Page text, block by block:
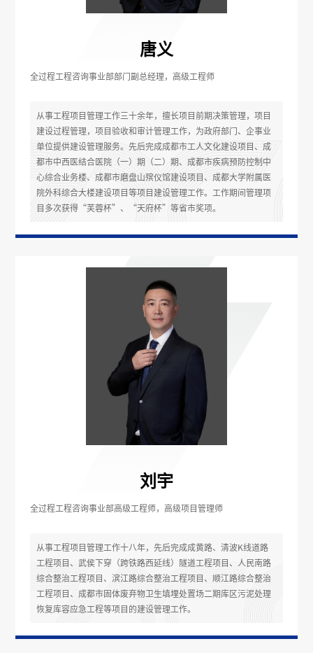
唐义
全过程工程咨询事业部部门副总经理，高级工程师
从事工程项目管理工作三十余年，擅长项目前期决策管理，项目
建设过程管理，项目验收和审计管理工作，为政府部门、企事业
单位提供建设管理服务。先后完成成都市工人文化建设项目、成
都市中西医结合医院（一）期（二）期、成都市疾病预防控制中
心综合业务楼、成都市磨盘山殡仪馆建设项目、成都大学附属医
院外科综合大楼建设项目等项目建设管理工作。工作期间管理项
目多次获得“芙蓉杯”、“天府杯”等省市奖项。
刘宇
全过程工程咨询事业部高级工程师，高级项目管理师
从事工程项目管理工作十八年，先后完成成黄路、清波K线道路
工程项目、武侯下穿（跨铁路西延线）隧道工程项目、人民南路
综合整治工程项目、滨江路综合整治工程项目、顺江路综合整治
工程项目、成都市固体废弃物卫生填埋处置场二期库区污泥处理
恢复库容应急工程等项目的建设管理工作。